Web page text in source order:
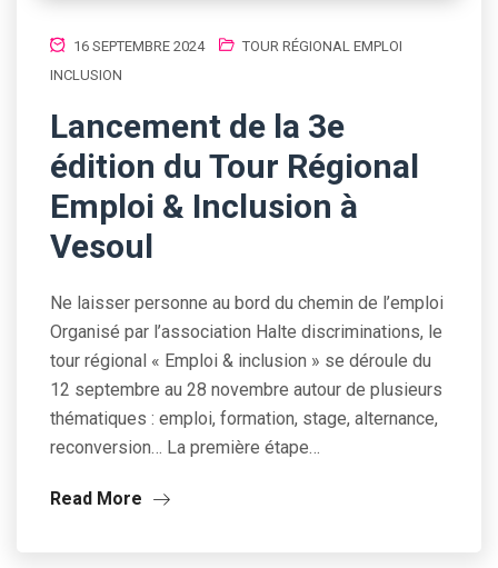
16 SEPTEMBRE 2024
TOUR RÉGIONAL EMPLOI
INCLUSION
Lancement de la 3e
édition du Tour Régional
Emploi & Inclusion à
Vesoul
Ne laisser personne au bord du chemin de l’emploi
Organisé par l’association Halte discriminations, le
tour régional « Emploi & inclusion » se déroule du
12 septembre au 28 novembre autour de plusieurs
thématiques : emploi, formation, stage, alternance,
reconversion… La première étape…
Read More